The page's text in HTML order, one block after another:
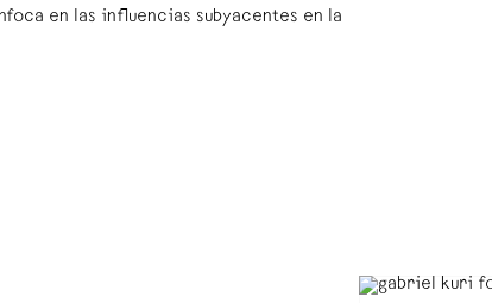
en las influencias subyacentes en la